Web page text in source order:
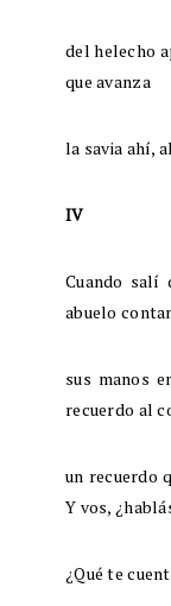
del helecho
que avanza
la savia ahí,
IV
Cuando salí
abuelo
sus manos
recuerdo al
un recuerdo
Y vos,
¿Qué te